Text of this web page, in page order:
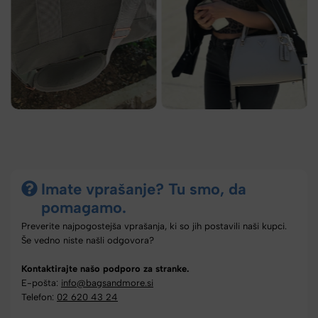
Imate vprašanje? Tu smo, da
pomagamo.
Preverite najpogostejša vprašanja, ki so jih postavili naši kupci.
Še vedno niste našli odgovora?
Kontaktirajte našo podporo za stranke.
E-pošta: info@bagsandmore.si
Telefon: 02 620 43 24